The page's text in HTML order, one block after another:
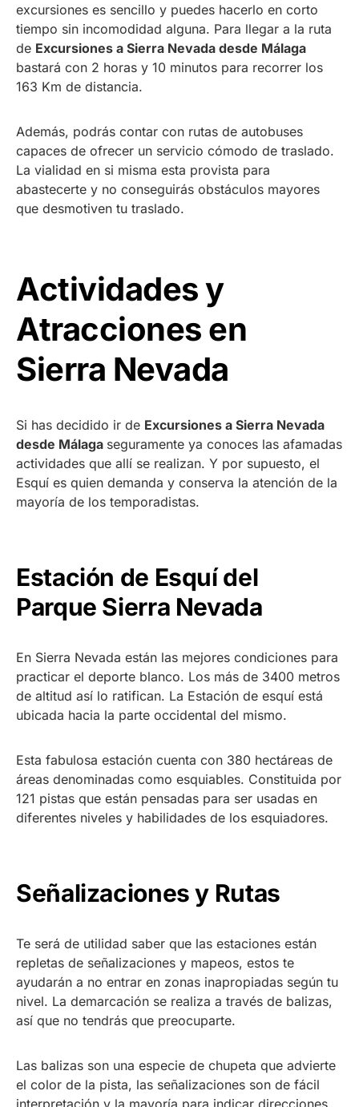
excursiones es sencillo y puedes hacerlo en corto
tiempo sin incomodidad alguna. Para llegar a la ruta
de Excursiones a Sierra Nevada desde Málaga
bastará con 2 horas y 10 minutos para recorrer los
163 Km de distancia.
Además, podrás contar con rutas de autobuses
capaces de ofrecer un servicio cómodo de traslado.
La vialidad en si misma esta provista para
abastecerte y no conseguirás obstáculos mayores
que desmotiven tu traslado.
Actividades y
Atracciones en
Sierra Nevada
Si has decidido ir de Excursiones a Sierra Nevada
desde Málaga seguramente ya conoces las afamadas
actividades que allí se realizan. Y por supuesto, el
Esquí es quien demanda y conserva la atención de la
mayoría de los temporadistas.
Estación de Esquí del
Parque Sierra Nevada
En Sierra Nevada están las mejores condiciones para
practicar el deporte blanco. Los más de 3400 metros
de altitud así lo ratifican. La Estación de esquí está
ubicada hacia la parte occidental del mismo.
Esta fabulosa estación cuenta con 380 hectáreas de
áreas denominadas como esquiables. Constituida por
121 pistas que están pensadas para ser usadas en
diferentes niveles y habilidades de los esquiadores.
Señalizaciones y Rutas
Te será de utilidad saber que las estaciones están
repletas de señalizaciones y mapeos, estos te
ayudarán a no entrar en zonas inapropiadas según tu
nivel. La demarcación se realiza a través de balizas,
así que no tendrás que preocuparte.
Las balizas son una especie de chupeta que advierte
el color de la pista, las señalizaciones son de fácil
interpretación y la mayoría para indicar direcciones,